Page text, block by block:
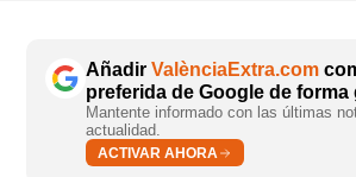
Añadir ValènciaExtra.com
preferida de Google de forma
Mantente informado con las últimas
actualidad.
ACTIVAR AHORA